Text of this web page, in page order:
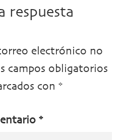
respuesta
electrónico no
campos obligatorios
con *
*